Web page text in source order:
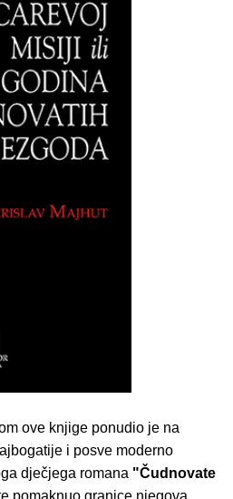
ove knjige ponudio je na
i posve moderno
dječjega romana "Čudnovate
pomaknuo granice njegova